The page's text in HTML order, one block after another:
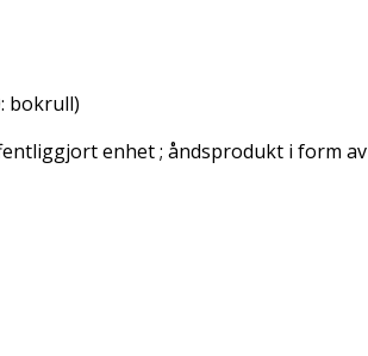
bokrull)
enhet; åndsprodukt i form av